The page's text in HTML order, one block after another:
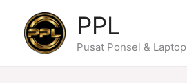
content
PPL
Pusat Ponsel & Laptop